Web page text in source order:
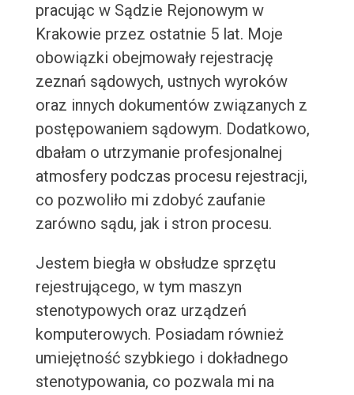
pracując w Sądzie Rejonowym w
Krakowie przez ostatnie 5 lat. Moje
obowiązki obejmowały rejestrację
zeznań sądowych, ustnych wyroków
oraz innych dokumentów związanych z
postępowaniem sądowym. Dodatkowo,
dbałam o utrzymanie profesjonalnej
atmosfery podczas procesu rejestracji,
co pozwoliło mi zdobyć zaufanie
zarówno sądu, jak i stron procesu.
Jestem biegła w obsłudze sprzętu
rejestrującego, w tym maszyn
stenotypowych oraz urządzeń
komputerowych. Posiadam również
umiejętność szybkiego i dokładnego
stenotypowania, co pozwala mi na